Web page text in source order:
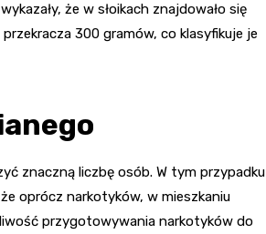
że w słoikach znajdowało się
300 gramów, co klasyfikuje je
znaczną liczbę osób. W tym przypadku
oprócz narkotyków, w mieszkaniu
przygotowywania narkotyków do